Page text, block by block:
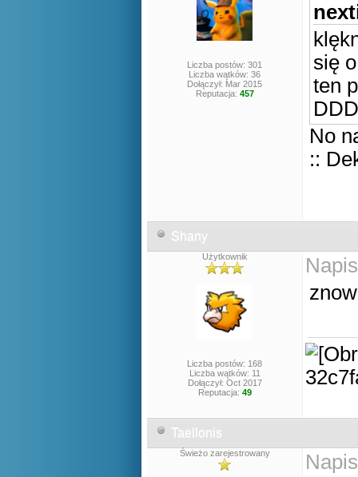
Liczba postów: 301
Liczba wątków: 36
Dołączył: Mar 2015
Reputacja: 457
się
ten
No
::
Shany
Użytkownik
Liczba postów: 168
Liczba wątków: 11
Dołączył: Oct 2017
Reputacja: 49
Taellonis
Świeżo zarejestrowany